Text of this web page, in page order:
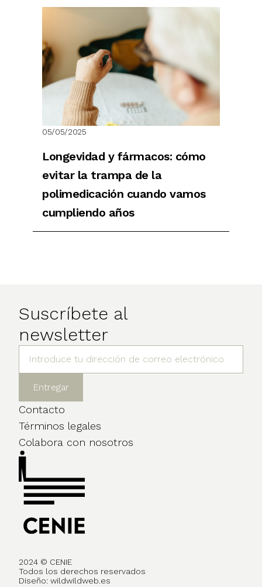
05/05/2025
Longevidad y fármacos: cómo
evitar la trampa de la
polimedicación cuando vamos
cumpliendo años
Suscríbete al
newsletter
Contacto
Términos legales
Colabora con nosotros
2024 © CENIE
Todos los derechos reservados
Diseño: wildwildweb.es